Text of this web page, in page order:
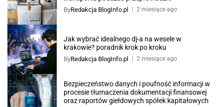
ByRedakcja BlogInfo.pl 2 miesiące ago
Jak wybrać idealnego dj-a na wesele w
krakowie? poradnik krok po kroku
ByRedakcja BlogInfo.pl 2 miesiące ago
Bezpieczeństwo danych i poufność informacji w
procesie tłumaczenia dokumentacji finansowej
oraz raportów giełdowych spółek kapitałowych